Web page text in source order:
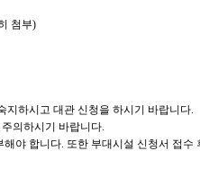
첨부)
지하시고 대관 신청을 하시기 바랍니다.
의하시기 바랍니다.
해야 합니다. 또한 부대시설 신청서 접수